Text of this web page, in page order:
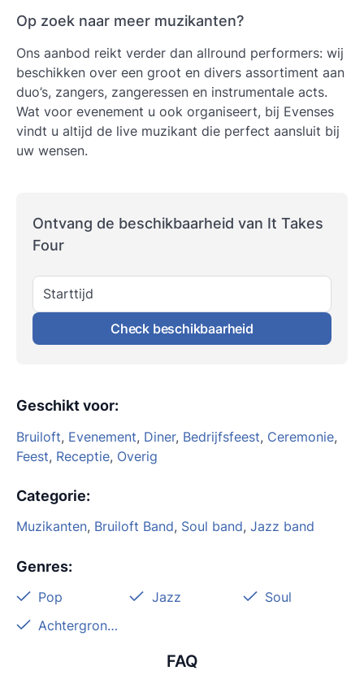
Op zoek naar meer muzikanten?
Ons aanbod reikt verder dan allround performers: wij
beschikken over een groot en divers assortiment aan
duo’s, zangers, zangeressen en instrumentale acts.
Wat voor evenement u ook organiseert, bij Evenses
vindt u altijd de live muzikant die perfect aansluit bij
uw wensen.
Ontvang de beschikbaarheid van It Takes
Four
Starttijd
Check beschikbaarheid
Geschikt voor:
Bruiloft, Evenement, Diner, Bedrijfsfeest, Ceremonie,
Feest, Receptie, Overig
Categorie:
Muzikanten, Bruiloft Band, Soul band, Jazz band
Genres:
Pop Jazz
Soul
Achtergrondmuziek
FAQ